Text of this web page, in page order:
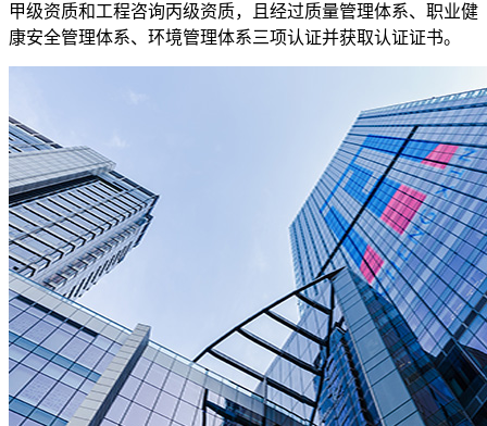
甲级资质和工程咨询丙级资质，且经过质量管理体系、职业健
康安全管理体系、环境管理体系三项认证并获取认证证书。